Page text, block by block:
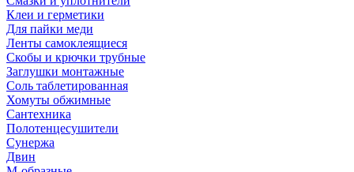
Клеи и герметики
Для пайки меди
Ленты самоклеящиеся
Скобы и крючки трубные
Заглушки монтажные
Соль таблетированная
Хомуты обжимные
Сантехника
Полотенцесушители
Сунержа
Двин